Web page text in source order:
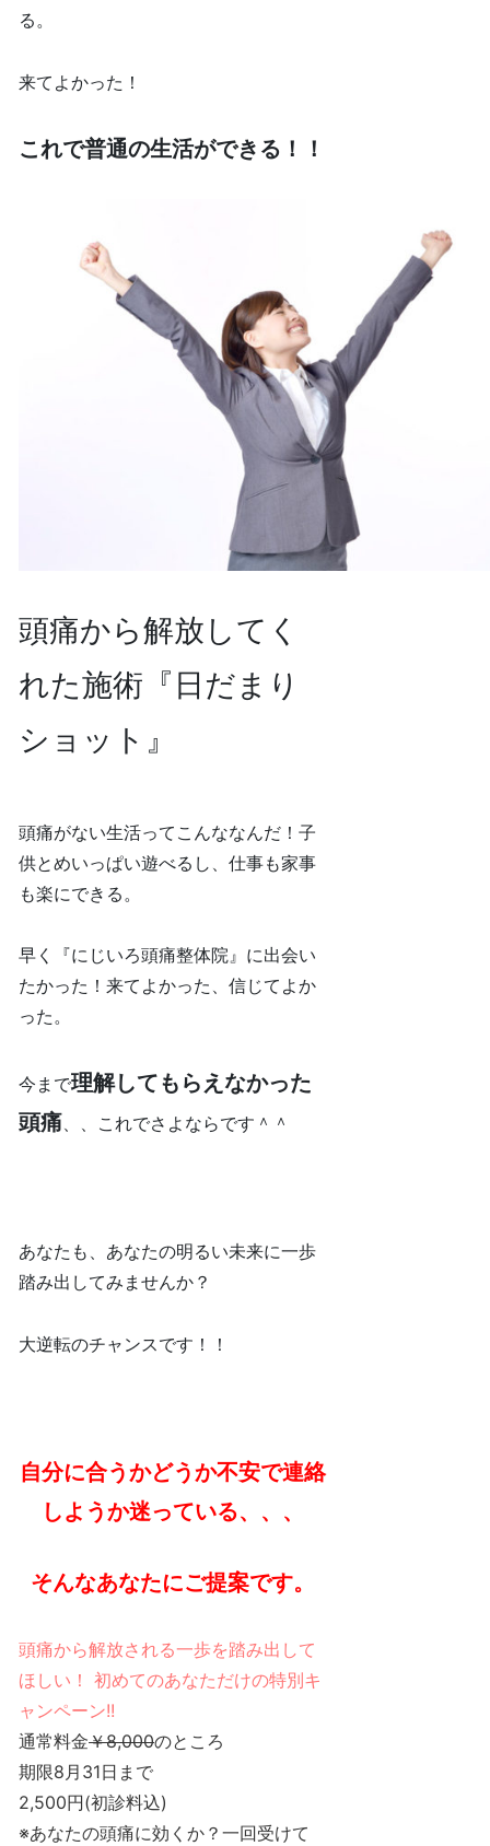
る。
来てよかった！
これで普通の生活ができる！！
頭痛から解放してく
れた施術『日だまり
ショット』
頭痛がない生活ってこんななんだ！子
供とめいっぱい遊べるし、仕事も家事
も楽にできる。
早く『にじいろ頭痛整体院』に出会い
たかった！来てよかった、信じてよか
った。
今まで理解してもらえなかった
頭痛、、これでさよならです＾＾
あなたも、あなたの明るい未来に一歩
踏み出してみませんか？
大逆転のチャンスです！！
自分に合うかどうか不安で連絡
しようか迷っている、、、
そんなあなたにご提案です。
頭痛から解放される一歩を踏み出して
ほしい！ 初めてのあなただけの特別キ
ャンペーン!!
通常料金￥8,000のところ
期限8月31日まで
2,500円(初診料込)
※あなたの頭痛に効くか？一回受けて